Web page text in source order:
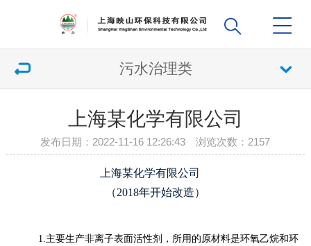
污水治理类
上海某化学有限公司
发布日期：2022-11-16 12:26:43 浏览次数： 2157
上海某化学有限公司
（2018年开始改造）
1.主要生产非离子表面活性剂，所用的原材料是环氧乙烷和环